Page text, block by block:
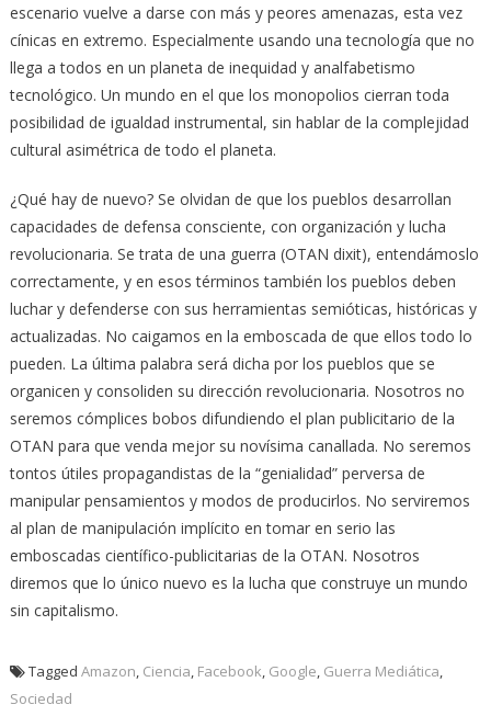
escenario vuelve a darse con más y peores amenazas, esta vez
cínicas en extremo. Especialmente usando una tecnología que no
llega a todos en un planeta de inequidad y analfabetismo
tecnológico. Un mundo en el que los monopolios cierran toda
posibilidad de igualdad instrumental, sin hablar de la complejidad
cultural asimétrica de todo el planeta.
¿Qué hay de nuevo? Se olvidan de que los pueblos desarrollan
capacidades de defensa consciente, con organización y lucha
revolucionaria. Se trata de una guerra (OTAN dixit), entendámoslo
correctamente, y en esos términos también los pueblos deben
luchar y defenderse con sus herramientas semióticas, históricas y
actualizadas. No caigamos en la emboscada de que ellos todo lo
pueden. La última palabra será dicha por los pueblos que se
organicen y consoliden su dirección revolucionaria. Nosotros no
seremos cómplices bobos difundiendo el plan publicitario de la
OTAN para que venda mejor su novísima canallada. No seremos
tontos útiles propagandistas de la “genialidad” perversa de
manipular pensamientos y modos de producirlos. No serviremos
al plan de manipulación implícito en tomar en serio las
emboscadas científico-publicitarias de la OTAN. Nosotros
diremos que lo único nuevo es la lucha que construye un mundo
sin capitalismo.
Tagged Amazon Ciencia Facebook Google Guerra Mediática
Sociedad